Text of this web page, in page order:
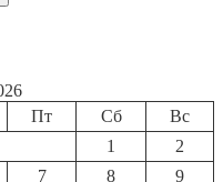
Пт Сб
Вс
1
2
7 8 9